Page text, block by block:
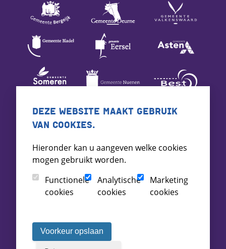
DEZE WEBSITE MAAKT GEBRUIK
VAN COOKIES.
Hieronder kan u aangeven welke cookies
mogen gebruikt worden.
Functionele
cookies
Analytische
cookies
Marketing
cookies
Voorkeur opslaan